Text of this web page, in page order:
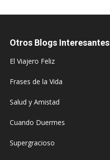
Otros Blogs Interesantes
El Viajero Feliz
Frases de la Vida
Salud y Amistad
Cuando Duermes
Supergracioso